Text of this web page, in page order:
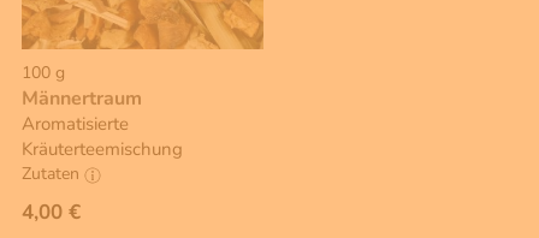
100 g
Männertraum
Aromatisierte
Kräuterteemischung
Zutaten
4,00 €